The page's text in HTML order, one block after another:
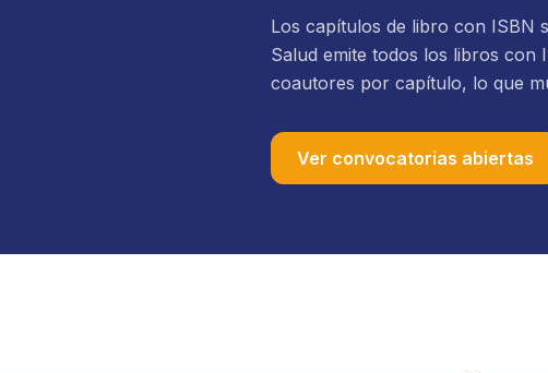
Los capítulos de libro con ISBN
Salud emite todos los libros con
coautores por capítulo, lo que
Ver convocatorias abiertas